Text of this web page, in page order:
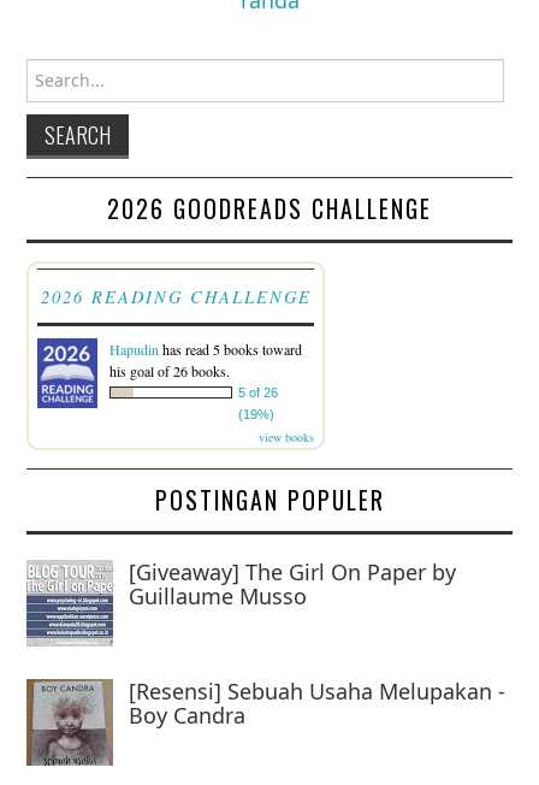
Search for:
2026 GOODREADS CHALLENGE
2026 READING CHALLENGE
Hapudinhas read 5 books toward
his goal of 26 books.
5 of 26
(19%)
view books
POSTINGAN POPULER
[Giveaway] The Girl On Paper by
Guillaume Musso
[Resensi] Sebuah Usaha Melupakan -
Boy Candra